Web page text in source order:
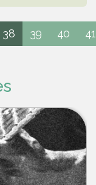
38 39 40 41